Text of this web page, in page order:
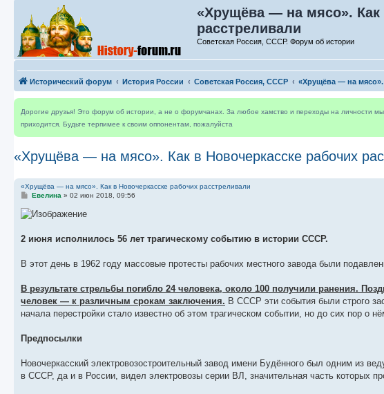
«Хрущёва — на мясо». Как
расстреливали
Советская Россия, СССР. Форум об истории
Исторический форум История России Советская Россия, СССР «Хрущёва — на мясо».
Дорогие друзья! Это форум об истории, а не о форумчанах. За любое хамство и переходы на личности
приходится. Будьте терпимее к своим оппонентам, пожалуйста
«Хрущёва — на мясо». Как в Новочеркасске рабочих
«Хрущёва — на мясо». Как в Новочеркасске рабочих расстреливали
С
о
б
е
н
е
Евелина » 02 июн 2018, 09:56
2 июня исполнилось 56 лет трагическому событию в истории СССР.
В этот день в 1962 году массовые протесты рабочих местного завода были
В результате стрельбы погибло 24 человека, около 100 получили ранения.
человек — к различным срокам заключения. В СССР эти события были строго
начала перестройки стало известно об этом трагическом событии, но до сих пор о
Предпосылки
Новочеркасский электровозостроительный завод имени Будённого был одним из
в СССР, да и в России, видел электровозы серии ВЛ, значительная часть которых